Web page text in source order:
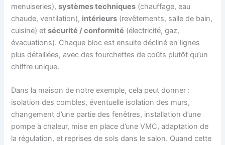
menuiseries),systèmes techniques (chauffage, eau
chaude, ventilation), intérieurs (revêtements, salle de bain,
cuisine) etsécurité / conformité (électricité, gaz,
évacuations). Chaque bloc est ensuite décliné en lignes
plus détaillées, avec des fourchettes de coûts plutôt qu’un
chiffre unique.
Dans la maison de notre exemple, cela peut donner :
isolation des combles, éventuelle isolation des murs,
changement d’une partie des fenêtres, installation d’une
pompe à chaleur, mise en place d’une VMC, adaptation de
la régulation, et reprises de sols dans le salon. Quand cette